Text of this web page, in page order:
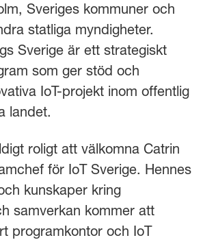
Sveriges kommuner och
statliga myndigheter.
Sverige är ett strategiskt
som ger stöd och
IoT-projekt inom offentlig
landet.
roligt att välkomna Catrin
för IoT Sverige. Hennes
kunskaper kring
samverkan kommer att
programkontor och IoT